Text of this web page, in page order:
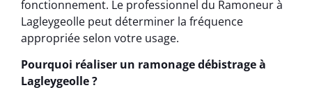
fonctionnement. Le professionnel du Ramoneur à
Lagleygeolle peut déterminer la fréquence
appropriée selon votre usage.
Pourquoi réaliser un ramonage débistrage à
Lagleygeolle ?